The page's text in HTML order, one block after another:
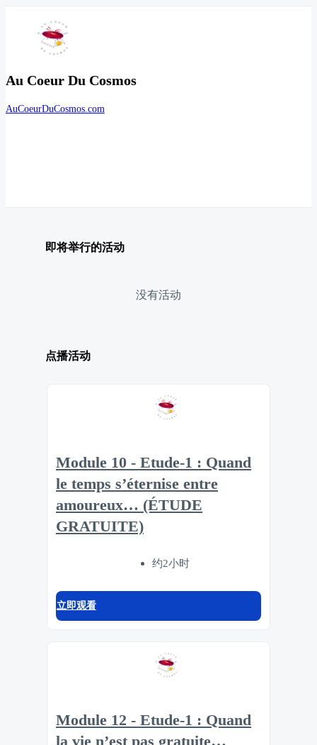
Au Coeur Du Cosmos
AuCoeurDuCosmos.com
即将举行的活动
没有活动
点播活动
Module 10 - Etude-1 : Quand
le temps s’éternise entre
amoureux… (ÉTUDE
GRATUITE)
约2小时
立即观看
Module 12 - Etude-1 : Quand
la vie n’est pas gratuite…